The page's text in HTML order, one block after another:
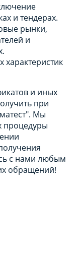
и тендерах.
рынки,
и
и иных
при
Мы
процедуры
с нами любым
обращений!